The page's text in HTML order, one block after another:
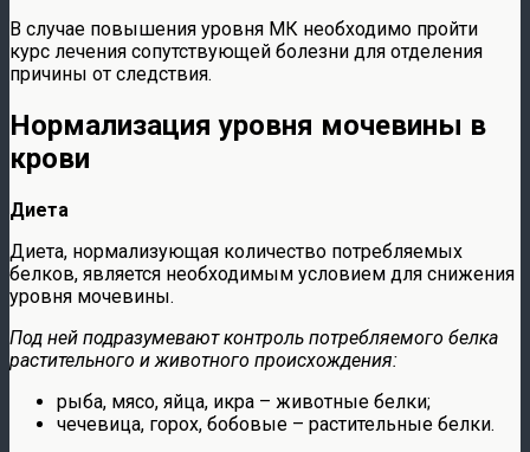
В случае повышения уровня МК необходимо пройти
курс лечения сопутствующей болезни для отделения
причины от следствия.
Нормализация уровня мочевины в
крови
Диета
Диета, нормализующая количество потребляемых
белков, является необходимым условием для снижения
уровня мочевины.
Под ней подразумевают контроль потребляемого белка
растительного и животного происхождения:
рыба, мясо, яйца, икра – животные белки;
чечевица, горох, бобовые – растительные белки.